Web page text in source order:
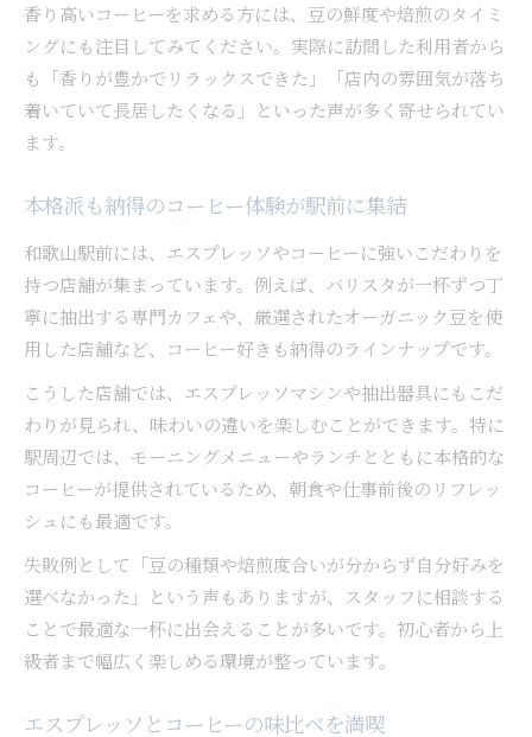
香り高いコーヒーを求める方には、豆の鮮度や焙煎のタイミ
ングにも注目してみてください。実際に訪問した利用者から
も「香りが豊かでリラックスできた」「店内の雰囲気が落ち
着いていて長居したくなる」といった声が多く寄せられてい
ます。
本格派も納得のコーヒー体験が駅前に集結
和歌山駅前には、エスプレッソやコーヒーに強いこだわりを
持つ店舗が集まっています。例えば、バリスタが一杯ずつ丁
寧に抽出する専門カフェや、厳選されたオーガニック豆を使
用した店舗など、コーヒー好きも納得のラインナップです。
こうした店舗では、エスプレッソマシンや抽出器具にもこだ
わりが見られ、味わいの違いを楽しむことができます。特に
駅周辺では、モーニングメニューやランチとともに本格的な
コーヒーが提供されているため、朝食や仕事前後のリフレッ
シュにも最適です。
失敗例として「豆の種類や焙煎度合いが分からず自分好みを
選べなかった」という声もありますが、スタッフに相談する
ことで最適な一杯に出会えることが多いです。初心者から上
級者まで幅広く楽しめる環境が整っています。
エスプレッソとコーヒーの味比べを満喫